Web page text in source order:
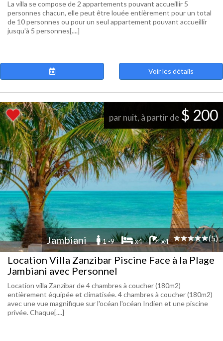
La villa se compose de 2 appartements pouvant accueillir 5
personnes chacun, elle peut être louée entièrement pour un total
de 10 personnes ou pour un seul appartement pouvant accueillir
jusqu'à 5 personnes[....]
Voir les détails
par nuit, à partir de $ 200
Jambiani 1 -9 x4 x4 (5)
Location Villa Zanzibar Piscine Face à la Plage
Jambiani avec Personnel
Location villa Zanzibar de 4 chambres à coucher (180m2)
entièrement équipée et climatisée. 4 chambres à coucher (180m2)
avec une vue magnifique sur l'océan l'océan Indien et une piscine
privée. Chaque[....]